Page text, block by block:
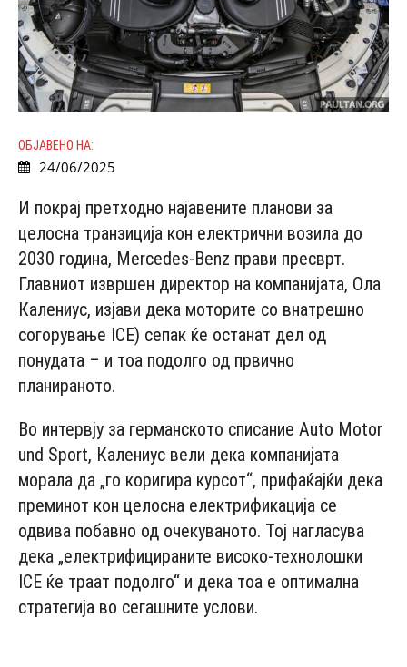
ОБЈАВЕНО НА:
24/06/2025
И покрај претходно најавените планови за
целосна транзиција кон електрични возила до
2030 година, Mercedes-Benz прави пресврт.
Главниот извршен директор на компанијата, Ола
Калениус, изјави дека моторите со внатрешно
согорување ICE) сепак ќе останат дел од
понудата – и тоа подолго од првично
планираното.
Во интервју за германското списание Auto Motor
und Sport, Калениус вели дека компанијата
морала да „го коригира курсот“, прифаќајќи дека
преминот кон целосна електрификација се
одвива побавно од очекуваното. Тој нагласува
дека „електрифицираните високо-технолошки
ICE ќе траат подолго“ и дека тоа е оптимална
стратегија во сегашните услови.